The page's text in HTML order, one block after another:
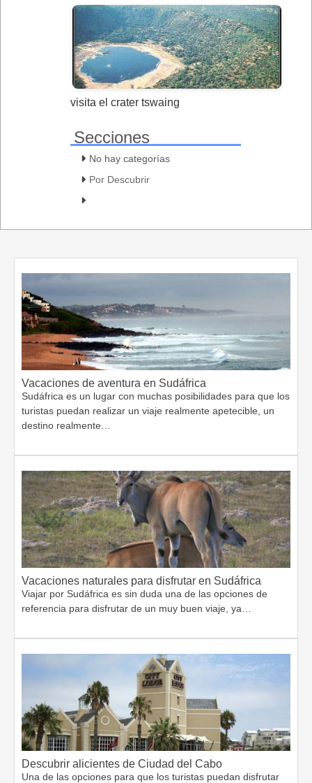
visita el crater tswaing
Secciones
No hay categorías
Por Descubrir
Vacaciones de aventura en Sudáfrica
Sudáfrica es un lugar con muchas posibilidades para que los
turistas puedan realizar un viaje realmente apetecible, un
destino realmente…
Vacaciones naturales para disfrutar en Sudáfrica
Viajar por Sudáfrica es sin duda una de las opciones de
referencia para disfrutar de un muy buen viaje, ya…
Descubrir alicientes de Ciudad del Cabo
Una de las opciones para que los turistas puedan disfrutar